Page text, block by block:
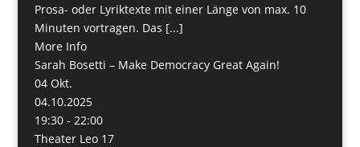
Prosa- oder Lyriktexte mit einer Länge von max. 10
Minuten vortragen. Das [...]
More Info
Sarah Bosetti – Make Democracy Great Again!
04 Okt.
04.10.2025
19:30 - 22:00
Theater Leo 17